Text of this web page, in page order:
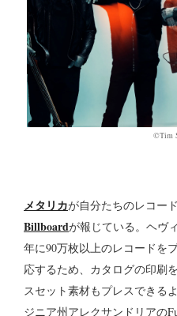
©Tim
メタリカが自分たちのレコー
Billboardが報じている。ヘヴ
年に90万枚以上のレコードを
応するため、カタログの印刷
スセット素材もプレスできる
ジニア州アレクサンドリアの